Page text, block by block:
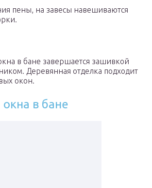
пены, на завесы навешиваются
в бане завершается зашивкой
Деревянная отделка подходит
окон.
окна в бане